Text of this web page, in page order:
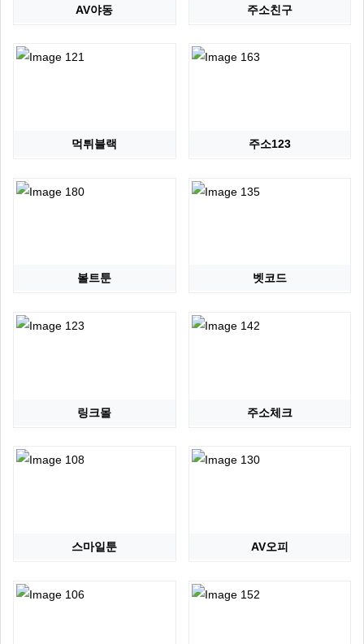
AV야동 주소친구
먹튀블랙 주소123
볼트툰 벳코드
링크몰 주소체크
스마일툰 AV오피